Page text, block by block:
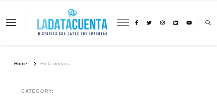
La Data Cuenta es una plataforma
Home En la portada
CATEGORY: